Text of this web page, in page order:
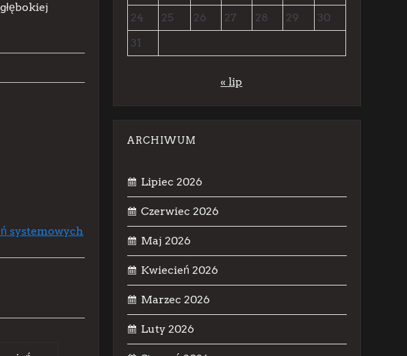
systemowych
24
25 26 27 28 29
30
31
« lip
ARCHIWUM
Lipiec 2026
Czerwiec 2026
Maj 2026
Kwiecień 2026
Marzec 2026
Luty 2026